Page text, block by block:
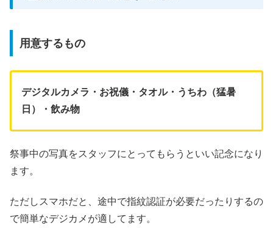
用意するもの
デジタルカメラ・お祝儀・タオル・うちわ（猛暑
日）・飲み物
祭事中の写真をスタッフにとってもらうといい記念になり
ます。
ただしスマホだと、途中で指紋認証が必要だったりするの
で簡単なデジカメが適してます。